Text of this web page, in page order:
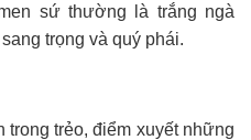
sứ thường là trắng ngà
trọng và quý phái.
trẻo, điểm xuyết những